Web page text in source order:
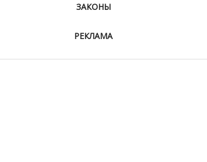
ЗАКОНЫ
РЕКЛАМА